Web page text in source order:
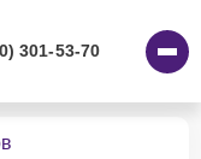
301-53-70